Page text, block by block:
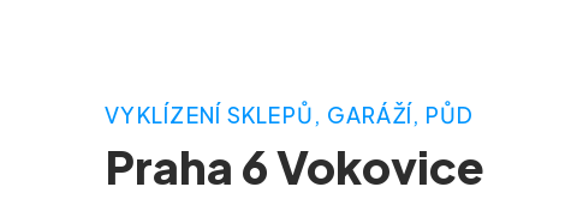
VYKLÍZENÍ SKLEPŮ, GARÁŽÍ, PŮD
Praha 6 Vokovice